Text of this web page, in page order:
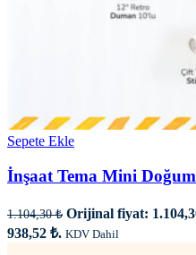
Sepete Ekle
İnşaat Tema Mini
1.104,30₺ Orijinal fiyat:
938,52 ₺. KDV Dahil